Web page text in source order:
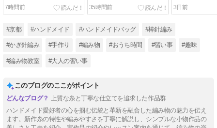
7時間前 35時間前 3日前
#京都 #ハンドメイド #ハンドメイドバッグ #棒針編み
#かぎ針編み #手作り #編み物 #おうち時間 #習い事 #趣味
#編み物教室 #大人の習い事
このブログのここがポイント
上質な糸と丁寧な仕立てを追求した作品群
ハンドメイド愛好者の心を掴む伝統と革新を融合した編み物の魅力を伝え
ます。新作糸の特性や編みやすさを丁寧に解説し、シンプルな小物作品の